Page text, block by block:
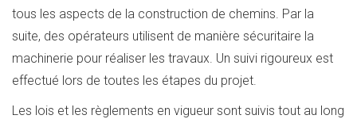
tous les aspects de la construction de chemins. Par la
suite, des opérateurs utilisent de manière sécuritaire la
machinerie pour réaliser les travaux. Un suivi rigoureux est
effectué lors de toutes les étapes du projet.
Les lois et les règlements en vigueur sont suivis tout au long